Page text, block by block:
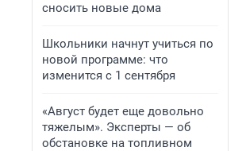
сносить новые дома
Школьники начнут учиться по
новой программе: что
изменится с 1 сентября
«Август будет еще довольно
тяжелым». Эксперты — об
обстановке на топливном